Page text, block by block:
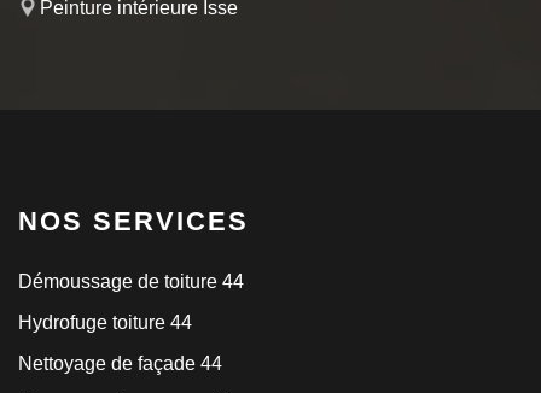
Peinture intérieure Isse
NOS SERVICES
Démoussage de toiture 44
Hydrofuge toiture 44
Nettoyage de façade 44